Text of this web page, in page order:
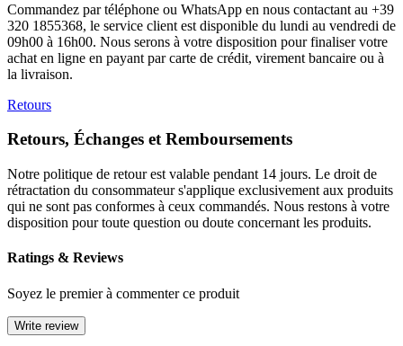
Commandez par téléphone ou WhatsApp en nous contactant au +39
320 1855368, le service client est disponible du lundi au vendredi de
09h00 à 16h00. Nous serons à votre disposition pour finaliser votre
achat en ligne en payant par carte de crédit, virement bancaire ou à
la livraison.
Retours
Retours, Échanges et Remboursements
Notre politique de retour est valable pendant 14 jours. Le droit de
rétractation du consommateur s'applique exclusivement aux produits
qui ne sont pas conformes à ceux commandés. Nous restons à votre
disposition pour toute question ou doute concernant les produits.
Ratings & Reviews
Soyez le premier à commenter ce produit
Write review